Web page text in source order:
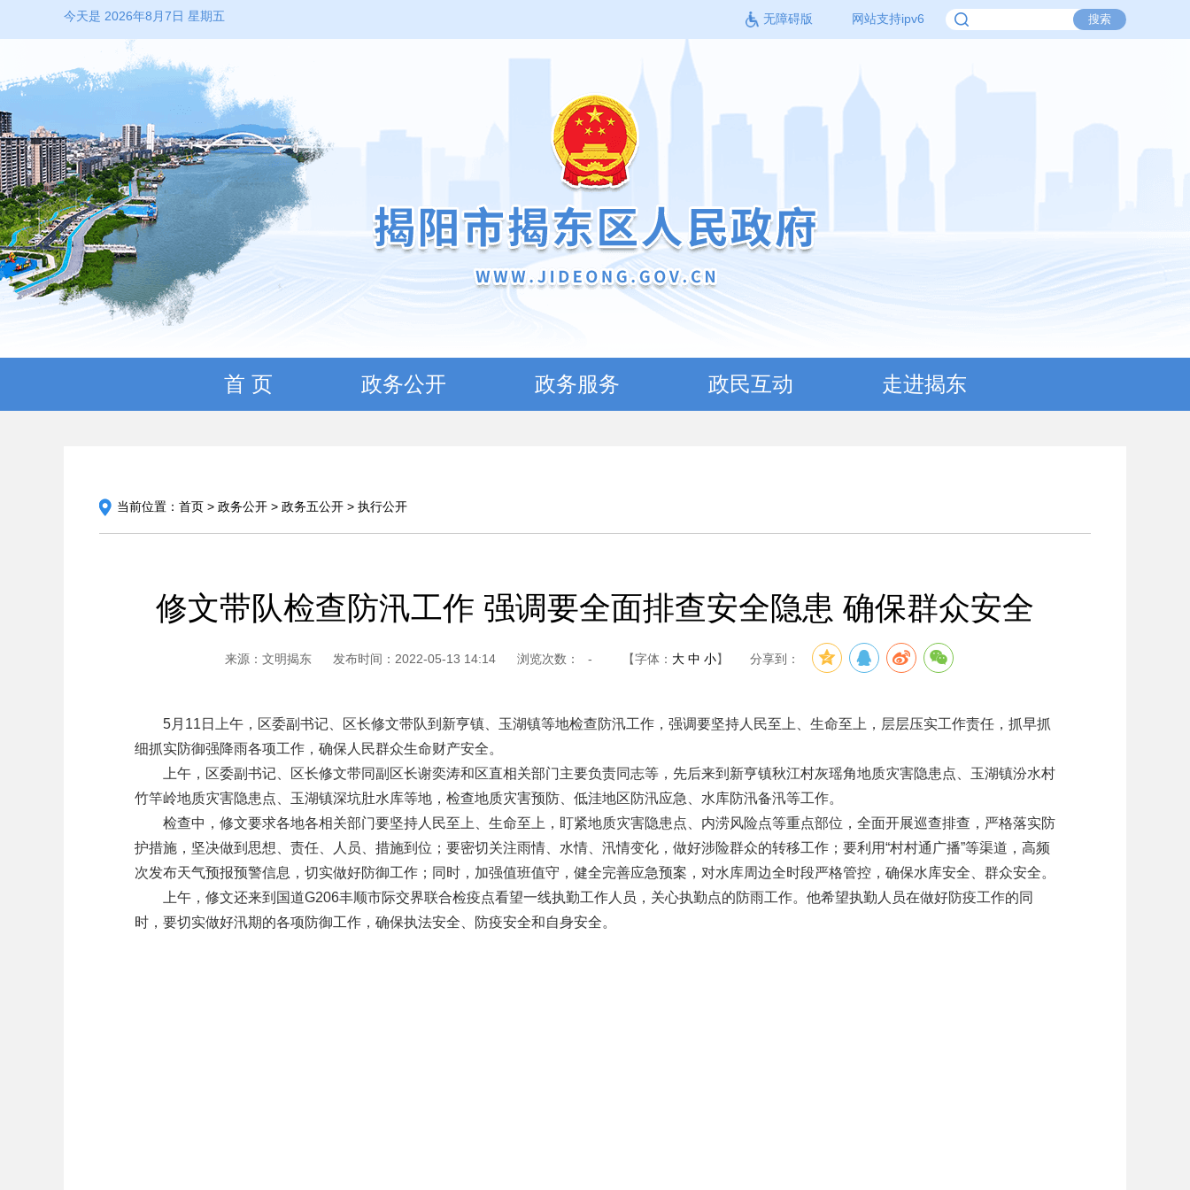
今天是 2026年8月7日 星期五 无障碍版 网站支持ipv6
首 页 政务公开 政务服务 政民互动 走进揭东
当前位置： 首页 > 政务公开 > 政务五公开 > 执行公开
修文带队检查防汛工作 强调要全面排查安全隐患 确保群众安全
来源：文明揭东 发布时间：2022-05-13 14:14 浏览次数： - 【字体： 大 中 小】 分享到：
5月11日上午，区委副书记、区长修文带队到新亨镇、玉湖镇等地检查防汛工作，强调要坚持人民至上、生命至上，层层压实工作责任，抓早抓
细抓实防御强降雨各项工作，确保人民群众生命财产安全。
上午，区委副书记、区长修文带同副区长谢奕涛和区直相关部门主要负责同志等，先后来到新亨镇秋江村灰瑶角地质灾害隐患点、玉湖镇汾水村
竹竿岭地质灾害隐患点、玉湖镇深坑肚水库等地，检查地质灾害预防、低洼地区防汛应急、水库防汛备汛等工作。
检查中，修文要求各地各相关部门要坚持人民至上、生命至上，盯紧地质灾害隐患点、内涝风险点等重点部位，全面开展巡查排查，严格落实防
护措施，坚决做到思想、责任、人员、措施到位；要密切关注雨情、水情、汛情变化，做好涉险群众的转移工作；要利用“村村通广播”等渠道，高频
次发布天气预报预警信息，切实做好防御工作；同时，加强值班值守，健全完善应急预案，对水库周边全时段严格管控，确保水库安全、群众安全。
上午，修文还来到国道G206丰顺市际交界联合检疫点看望一线执勤工作人员，关心执勤点的防雨工作。他希望执勤人员在做好防疫工作的同
时，要切实做好汛期的各项防御工作，确保执法安全、防疫安全和自身安全。